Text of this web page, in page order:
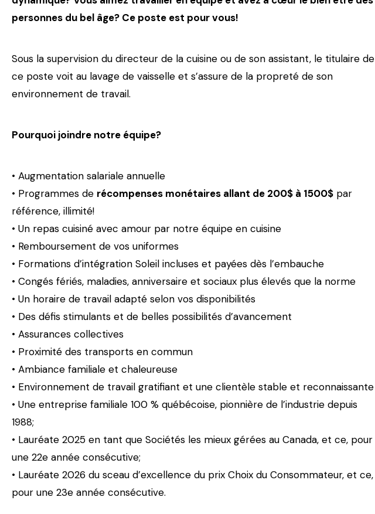
personnes du bel âge? Ce poste est pour vous!
Sous la supervision du directeur de la cuisine ou de son assistant, le titulaire de
ce poste voit au lavage de vaisselle et s’assure de la propreté de son
environnement de travail.
Pourquoi joindre notre équipe?
• Augmentation salariale annuelle
• Programmes de récompenses monétaires allant de 200$ à 1500$ par
référence, illimité!
• Un repas cuisiné avec amour par notre équipe en cuisine
• Remboursement de vos uniformes
• Formations d’intégration Soleil incluses et payées dès l’embauche
• Congés fériés, maladies, anniversaire et sociaux plus élevés que la norme
• Un horaire de travail adapté selon vos disponibilités
• Des défis stimulants et de belles possibilités d’avancement
• Assurances collectives
• Proximité des transports en commun
• Ambiance familiale et chaleureuse
• Environnement de travail gratifiant et une clientèle stable et reconnaissante
• Une entreprise familiale 100 % québécoise, pionnière de l’industrie depuis
1988;
• Lauréate 2025 en tant que Sociétés les mieux gérées au Canada, et ce, pour
une 22e année consécutive;
• Lauréate 2026 du sceau d’excellence du prix Choix du Consommateur, et ce,
pour une 23e année consécutive.